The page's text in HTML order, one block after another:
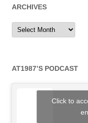
ARCHIVES
Archives
AT1987’S PODCAST
Click to